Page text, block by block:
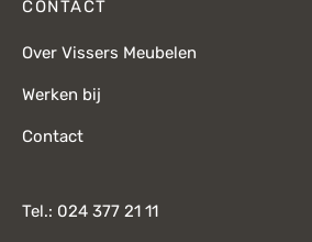
CONTACT
Over Vissers Meubelen
Werken bij
Contact
Tel.: 024 377 21 11